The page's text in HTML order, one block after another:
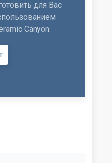
для Вас
Canyon.